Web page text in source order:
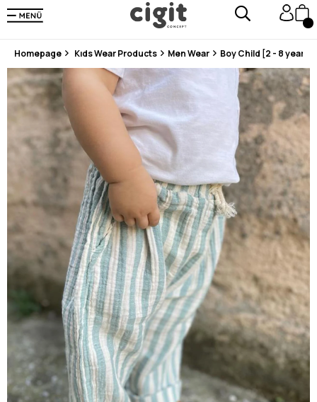
En Uygun Fiyat Garantisi !
300₺ ve Üzeri Alışverişlerde Kargo Ücretsiz !
Homepage Kıds Wear Products Men Wear Boy Child [2 - 8 years]